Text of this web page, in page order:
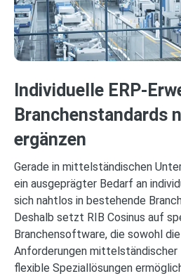
Individuelle
Branchenstandards
ergänzen
Gerade in mittelständischen
ein ausgeprägter Bedarf an
sich nahtlos in bestehende
Deshalb setzt RIB Cosinus auf
Branchensoftware, die sowohl
Anforderungen
flexible Speziallösungen